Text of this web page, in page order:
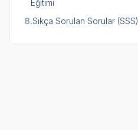
Eğitimi
8.Sıkça Sorulan Sorular (SSS)